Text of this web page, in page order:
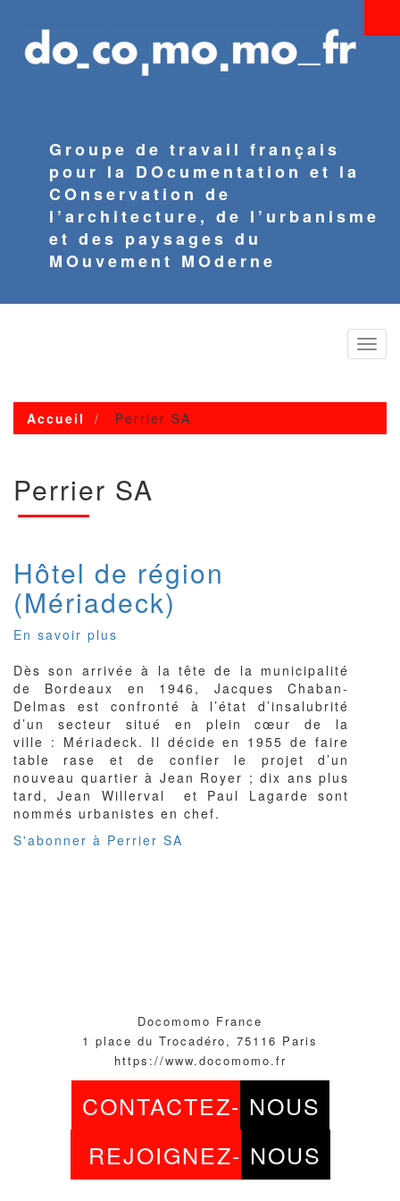
contenu
principal
Groupe de travail français
pour la DOcumentation et la
COnservation de
l’architecture, de l’urbanisme
et des paysages du
MOuvement MOderne
Toggle
Accueil Perrier SA
Perrier SA
Hôtel de région
(Mériadeck)
En savoir plus
de
région
(Mériadeck)
Dès son arrivée à la tête de la municipalité
de Bordeaux en 1946, Jacques Chaban-
Delmas est confronté à l’état d’insalubrité
d’un secteur situé en plein cœur de la
ville : Mériadeck. Il décide en 1955 de faire
table rase et de confier le projet d’un
nouveau quartier à Jean Royer ; dix ans plus
tard, Jean Willerval et Paul Lagarde sont
nommés urbanistes en chef.
S'abonner à Perrier SA
Docomomo France
1 place du Trocadéro, 75116 Paris
https://www.docomomo.fr
CONTACTEZ- NOUS
REJOIGNEZ- NOUS